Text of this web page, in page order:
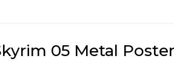
05 Metal